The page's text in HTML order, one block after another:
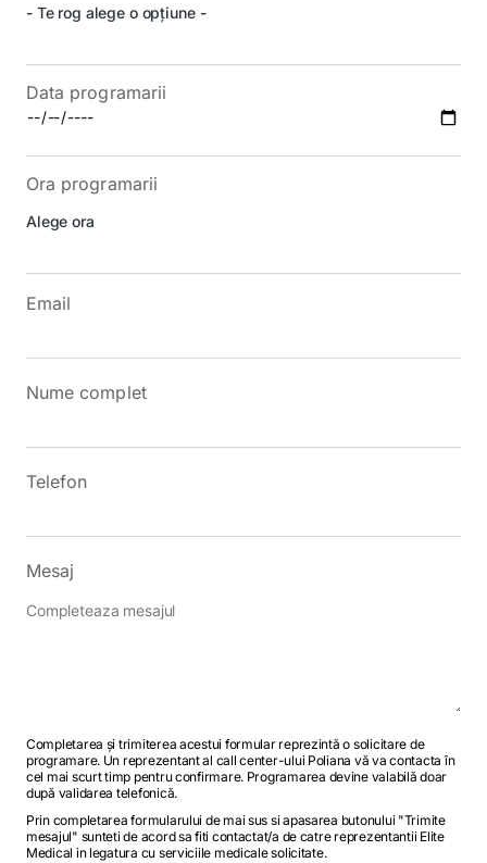
Data programarii
Ora programarii
Email
Nume complet
Telefon
Mesaj
Completarea și trimiterea acestui formular reprezintă o solicitare de
programare. Un reprezentant al call center-ului Poliana vă va contacta în
cel mai scurt timp pentru confirmare. Programarea devine valabilă doar
după validarea telefonică.
Prin completarea formularului de mai sus si apasarea butonului "Trimite
mesajul" sunteti de acord sa fiti contactat/a de catre reprezentantii Elite
Medical in legatura cu serviciile medicale solicitate.